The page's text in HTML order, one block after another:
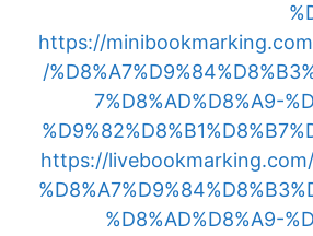
https://
/
7%D8%AD%D8%A9-
https://
%D8%AD%D8%A9-